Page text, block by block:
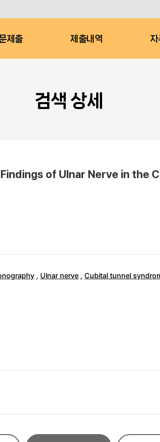
제출 제출내역 자
검색 상세
Findings of Ulnar Nerve in
, Ulnar nerve , Cubital tunnel